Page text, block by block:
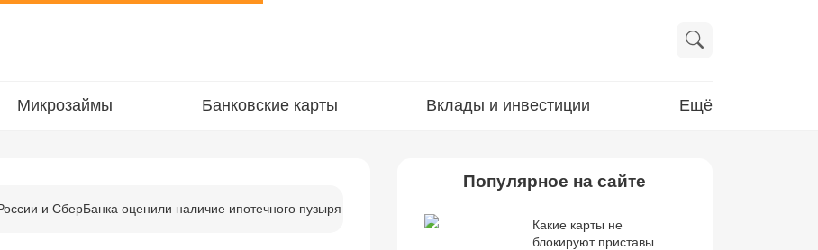
Микрозаймы Банковские карты Вклады и инвестиции Ещё
и СберБанка оценили наличие ипотечного пузыря
Популярное на сайте
Какие карты не
блокируют приставы